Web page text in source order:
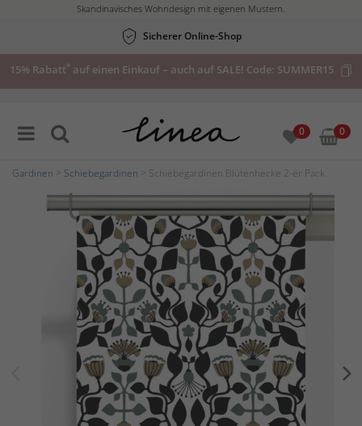
Skandinavisches Wohndesign mit eigenen Mustern.
Sicherer Online-Shop
15% Rabatt* auf einen Einkauf – auch auf SALE! Code: SUMMER15
0 0
Gardinen Schiebegardinen > Schiebegardinen Blütenhecke 2-er Pack